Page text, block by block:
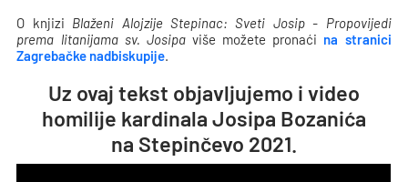
O knjizi Blaženi Alojzije Stepinac: Sveti Josip - Propovijedi
prema litanijama sv. Josipa više možete pronaći na stranici
Zagrebačke nadbiskupije.
Uz ovaj tekst objavljujemo i video
homilije kardinala Josipa Bozanića
na Stepinčevo 2021.